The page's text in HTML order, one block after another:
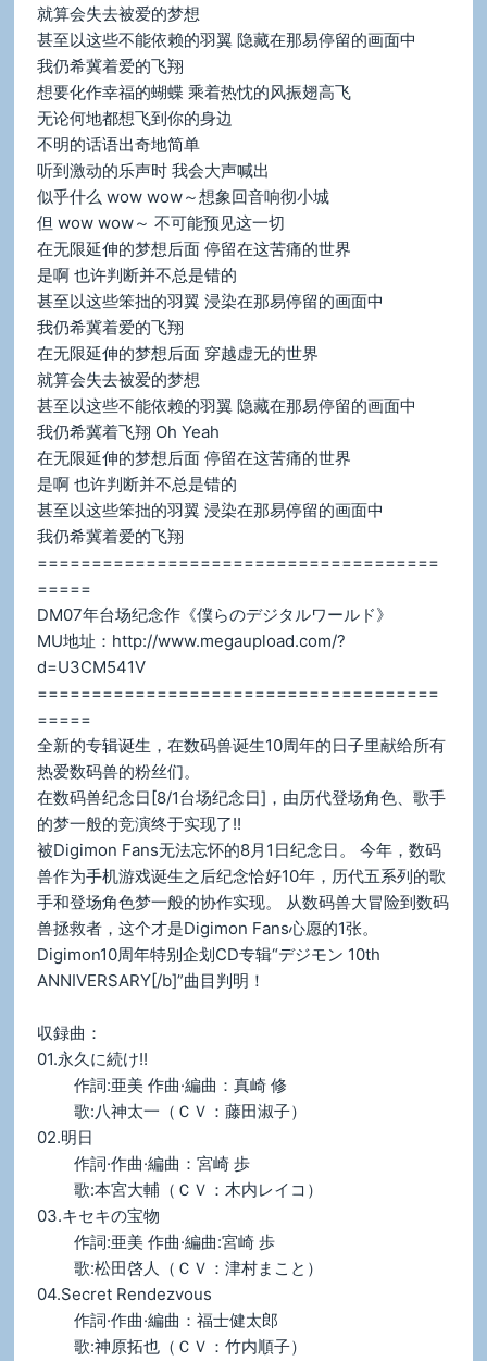
就算会失去被爱的梦想
甚至以这些不能依赖的羽翼 隐藏在那易停留的画面中
我仍希冀着爱的飞翔
想要化作幸福的蝴蝶 乘着热忱的风振翅高飞
无论何地都想飞到你的身边
不明的话语出奇地简单
听到激动的乐声时 我会大声喊出
似乎什么 wow wow～想象回音响彻小城
但 wow wow～ 不可能预见这一切
在无限延伸的梦想后面 停留在这苦痛的世界
是啊 也许判断并不总是错的
甚至以这些笨拙的羽翼 浸染在那易停留的画面中
我仍希冀着爱的飞翔
在无限延伸的梦想后面 穿越虚无的世界
就算会失去被爱的梦想
甚至以这些不能依赖的羽翼 隐藏在那易停留的画面中
我仍希冀着飞翔 Oh Yeah
在无限延伸的梦想后面 停留在这苦痛的世界
是啊 也许判断并不总是错的
甚至以这些笨拙的羽翼 浸染在那易停留的画面中
我仍希冀着爱的飞翔
=====================================
=====
DM07年台场纪念作《僕らのデジタルワールド》
MU地址：http://www.megaupload.com/?
d=U3CM541V
=====================================
=====
全新的专辑诞生，在数码兽诞生10周年的日子里献给所有
热爱数码兽的粉丝们。
在数码兽纪念日[8/1台场纪念日]，由历代登场角色、歌手
的梦一般的竞演终于实现了!!
被Digimon Fans无法忘怀的8月1日纪念日。 今年，数码
兽作为手机游戏诞生之后纪念恰好10年，历代五系列的歌
手和登场角色梦一般的协作实现。 从数码兽大冒险到数码
兽拯救者，这个才是Digimon Fans心愿的1张。
Digimon10周年特别企划CD专辑“デジモン 10th
ANNIVERSARY[/b]”曲目判明！
収録曲：
01.永久に続け!!
作詞:亜美 作曲·編曲：真崎 修
歌:八神太一（ＣＶ：藤田淑子）
02.明日
作詞·作曲·編曲：宮崎 歩
歌:本宮大輔（ＣＶ：木内レイコ）
03.キセキの宝物
作詞:亜美 作曲·編曲:宮崎 歩
歌:松田啓人（ＣＶ：津村まこと）
04.Secret Rendezvous
作詞·作曲·編曲：福士健太郎
歌:神原拓也（ＣＶ：竹内順子）